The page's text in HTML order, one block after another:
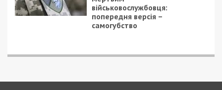
військовослужбовця:
попередня версія –
самогубство